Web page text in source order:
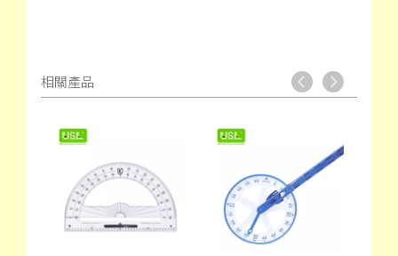
相關產品